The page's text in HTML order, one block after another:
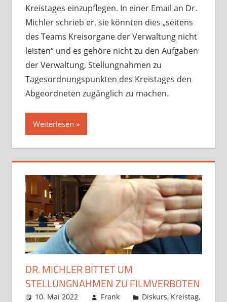
Kreistages einzupflegen. In einer Email an Dr.
Michler schrieb er, sie könnten dies „seitens
des Teams Kreisorgane der Verwaltung nicht
leisten“ und es gehöre nicht zu den Aufgaben
der Verwaltung, Stellungnahmen zu
Tagesordnungspunkten des Kreistages den
Abgeordneten zugänglich zu machen.
Weiterlesen
DR. MICHLER BITTET UM
STELLUNGNAHMEN ZU FILMVERBOTEN
10. Mai 2022 Frank Diskurs, Kreistag,